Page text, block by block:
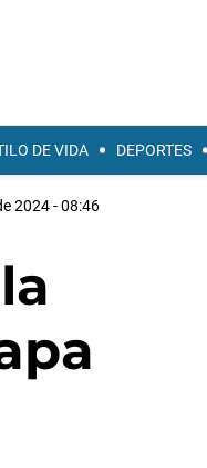
DE VIDA DEPORTES
2024 - 08:46